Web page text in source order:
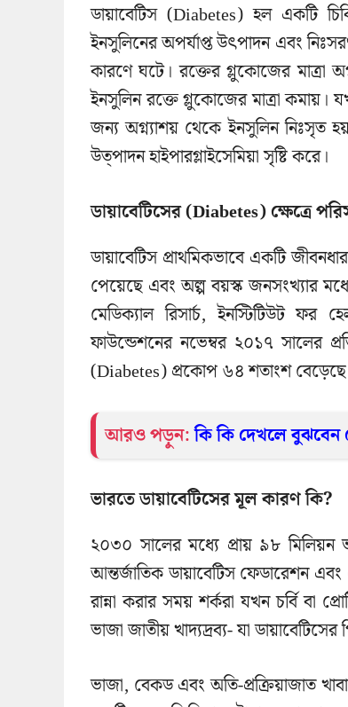
ডায়াবেটিস (Diabetes) হল একটি
ইনসুলিনের অপর্যাপ্ত উৎপাদন এবং
কারণে ঘটে। রক্তের গ্লুকোজের মাত্রা
ইনসুলিন রক্তে গ্লুকোজের মাত্রা কমায়।
জন্য অগ্ন্যাশয় থেকে ইনসুলিন নিঃসৃত
উত্পাদন হাইপারগ্লাইসেমিয়া সৃষ্টি করে।
ডায়াবেটিসের (Diabetes) ক্ষেত্রে
ডায়াবেটিস প্রাথমিকভাবে একটি
পেয়েছে এবং অল্প বয়স্ক জনসংখ্যার
মেডিক্যাল রিসার্চ, ইনস্টিটিউট ফর
ফাউন্ডেশনের নভেম্বর ২০১৭ সালের
(Diabetes) প্রকোপ ৬৪ শতাংশ
আরও পড়ুন:কি কি দেখলে বুঝবেন
ভারতে ডায়াবেটিসের মূল কারণ কি?
২০৩০ সালের মধ্যে প্রায় ৯৮ মিলিয়ন
আন্তর্জাতিক ডায়াবেটিস ফেডারেশন
রান্না করার সময় শর্করা যখন চর্বি বা
ভাজা জাতীয় খাদ্যদ্রব্য- যা
ভাজা, বেকড এবং অতি-প্রক্রিয়াজাত